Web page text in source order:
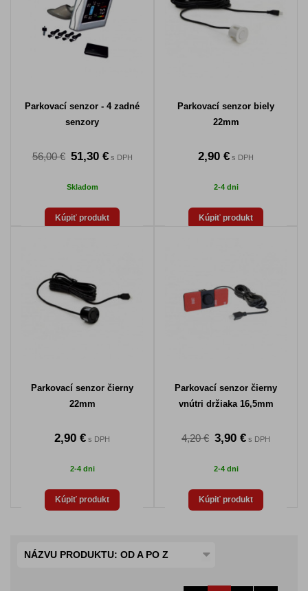
Parkovací senzor - 4 zadné
senzory
56,00 € 51,30 €s DPH
Skladom
Kúpiť produkt
Parkovací senzor biely
22mm
2,90 € s DPH
2-4 dni
Kúpiť produkt
Parkovací senzor čierny
22mm
2,90 € s DPH
2-4 dni
Kúpiť produkt
Parkovací senzor čierny
vnútri držiaka 16,5mm
4,20 € 3,90 € s DPH
2-4 dni
Kúpiť produkt
NÁZVU PRODUKTU: OD A PO Z